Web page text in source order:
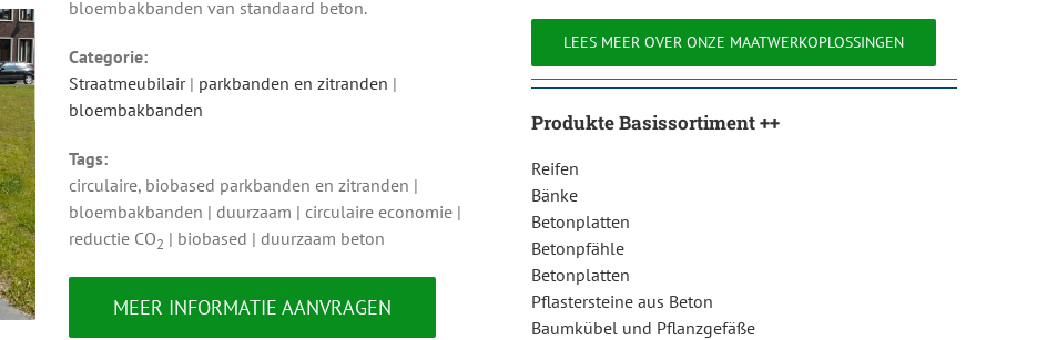
bloembakbanden van standaard beton.
Categorie:
Straatmeubilair| parkbanden en zitranden |
bloembakbanden
Tags:
circulaire, biobased parkbanden en zitranden |
bloembakbanden | duurzaam | circulaire economie |
reductie CO2 | biobased | duurzaam beton
MEER INFORMATIE AANVRAGEN
LEES MEER OVER ONZE MAATWERKOPLOSSINGEN
Produkte Basissortiment ++
Reifen
Bänke
Betonplatten
Betonpfähle
Betonplatten
Pflastersteine aus Beton
Baumkübel und Pflanzgefäße